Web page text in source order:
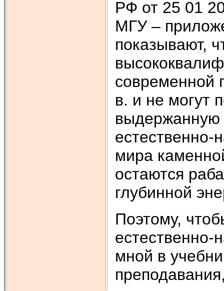
РФ от 25 01
МГУ –
показывают,
современной
в. и не могут
выдержанную
естественно-
мира
остаются
глубинной
Поэтому,
естественно-
мной в